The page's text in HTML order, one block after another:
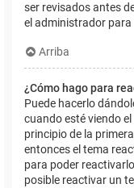
ser revisados antes
el administrador
Arriba
¿Cómo hago para
Puede hacerlo
cuando esté viendo
principio de la
entonces el tema
para poder
posible reactivar un